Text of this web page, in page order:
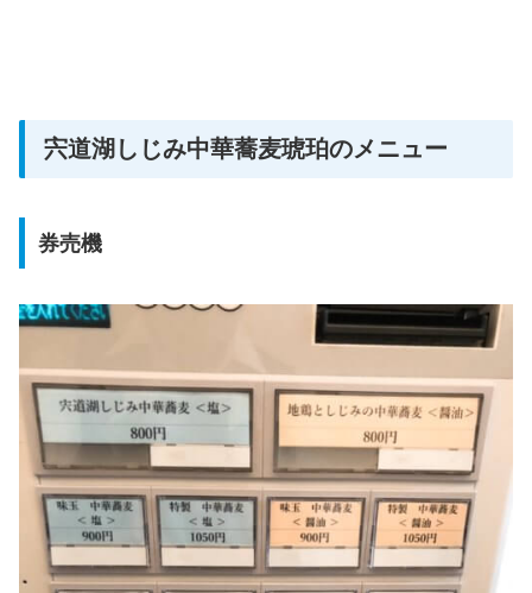
宍道湖しじみ中華蕎麦琥珀のメニュー
券売機